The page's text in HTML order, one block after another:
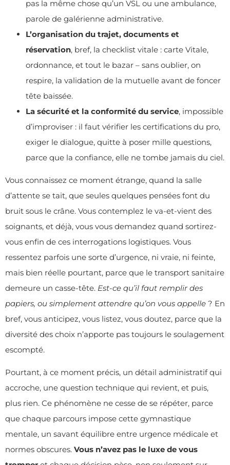
pas la même chose qu’un VSL ou une ambulance,
parole de galérienne administrative.
L’organisation du trajet, documents et
réservation, bref, la checklist vitale : carte Vitale,
ordonnance, et tout le bazar – sans oublier, on
respire, la validation de la mutuelle avant de foncer
tête baissée.
La sécurité et la conformité du service, impossible
d’improviser : il faut vérifier les certifications du pro,
exiger le dialogue, quitte à poser mille questions,
parce que la confiance, elle ne tombe jamais du ciel.
Vous connaissez ce moment étrange, quand la salle
d’attente se tait, que seules quelques pensées font du
bruit sous le crâne. Vous contemplez le va-et-vient des
soignants, et déjà, vous vous demandez quand sortirez-
vous enfin de ces interrogations logistiques. Vous
ressentez parfois une sorte d’urgence, ni vraie, ni feinte,
mais bien réelle pourtant, parce que le transport sanitaire
demeure un casse-tête. Est-ce qu’il faut remplir des
papiers, ou simplement attendre qu’on vous appelle ? En
bref, vous anticipez, vous listez, vous doutez, parce que la
diversité des choix n’apporte pas toujours le soulagement
escompté.
Pourtant, à ce moment précis, un détail administratif qui
accroche, une question technique qui revient, et puis,
plus rien. Ce phénomène ne cesse de se répéter, parce
que chaque parcours impose cette gymnastique
mentale, un savant équilibre entre urgence médicale et
normes obscures. Vous n’avez pas le luxe de vous